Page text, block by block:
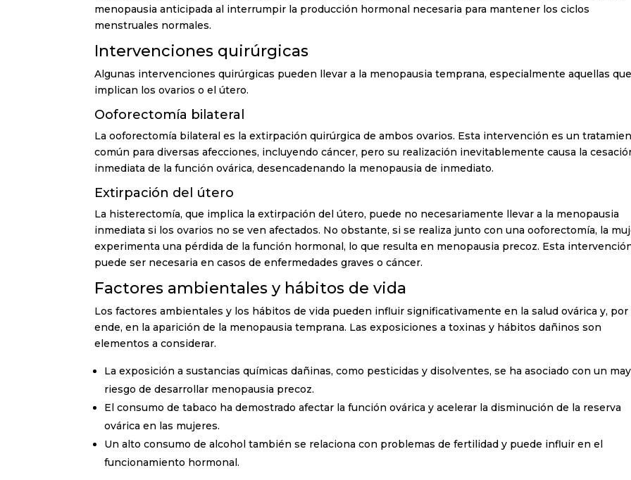
menopausia anticipada al interrumpir la producción hormonal necesaria para mantener los ciclos
menstruales normales.
Intervenciones quirúrgicas
Algunas intervenciones quirúrgicas pueden llevar a la menopausia temprana, especialmente aquellas que
implican los ovarios o el útero.
Ooforectomía bilateral
La ooforectomía bilateral es la extirpación quirúrgica de ambos ovarios. Esta intervención es un
común para diversas afecciones, incluyendo cáncer, pero su realización inevitablemente causa la
inmediata de la función ovárica, desencadenando la menopausia de inmediato.
Extirpación del útero
La histerectomía, que implica la extirpación del útero, puede no necesariamente llevar a la menopausia
inmediata si los ovarios no se ven afectados. No obstante, si se realiza junto con una ooforectomía, la
experimenta una pérdida de la función hormonal, lo que resulta en menopausia precoz. Esta
puede ser necesaria en casos de enfermedades graves o cáncer.
Factores ambientales y hábitos de vida
Los factores ambientales y los hábitos de vida pueden influir significativamente en la salud ovárica y, por
ende, en la aparición de la menopausia temprana. Las exposiciones a toxinas y hábitos dañinos son
elementos a considerar.
La exposición a sustancias químicas dañinas, como pesticidas y disolventes, se ha asociado con un
riesgo de desarrollar menopausia precoz.
El consumo de tabaco ha demostrado afectar la función ovárica y acelerar la disminución de la reserva
ovárica en las mujeres.
Un alto consumo de alcohol también se relaciona con problemas de fertilidad y puede influir en el
funcionamiento hormonal.